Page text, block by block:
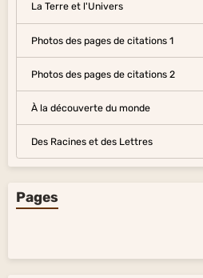
La Terre et l'Univers
Photos des pages de citations 1
Photos des pages de citations 2
À la découverte du monde
Des Racines et des Lettres
Pages